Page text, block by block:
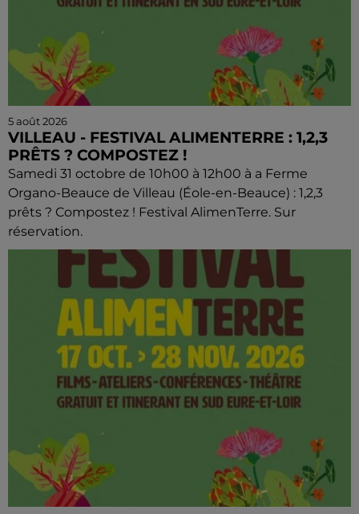
5 août 2026
VILLEAU - FESTIVAL ALIMENTERRE : 1,2,3
PRÊTS ? COMPOSTEZ !
Samedi 31 octobre de 10h00 à 12h00 à a Ferme
Organo-Beauce de Villeau (Éole-en-Beauce) : 1,2,3
prêts ? Compostez ! Festival AlimenTerre. Sur
réservation.